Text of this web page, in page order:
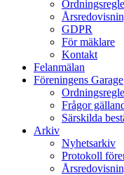
GDPR
För mäklare
Kontakt
Felanmälan
Föreningens Garage
Frågor
Särskilda
Arkiv
Nyhetsarkiv
Protokoll